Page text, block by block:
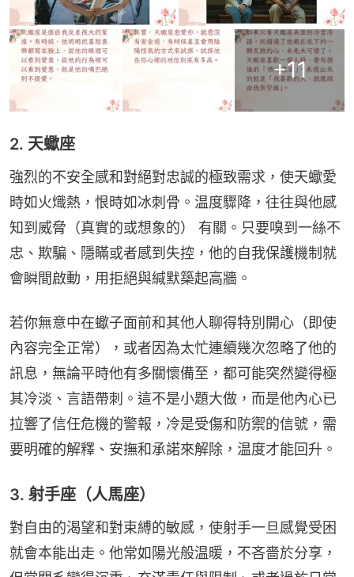
+11
2. 天蠍座
強烈的不安全感和對絕對忠誠的極致需求，使天蠍愛
時如火熾熱，恨時如冰刺骨。温度驟降，往往與他感
知到威脅（真實的或想象的） 有關。只要嗅到一絲不
忠、欺騙、隱瞞或者感到失控，他的自我保護機制就
會瞬間啟動，用拒絕與緘默築起高牆。
若你無意中在蠍子面前和其他人聊得特別開心（即使
內容完全正常），或者因為太忙連續幾次忽略了他的
訊息，無論平時他有多關懷備至，都可能突然變得極
其冷淡、言語帶刺。這不是小題大做，而是他內心已
拉響了信任危機的警報，冷是受傷和防禦的信號，需
要明確的解釋、安撫和承諾來解除，温度才能回升。
3. 射手座（人馬座）
對自由的渴望和對束縛的敏感，使射手一旦感覺受困
就會本能出走。他常如陽光般温暖，不吝嗇於分享，